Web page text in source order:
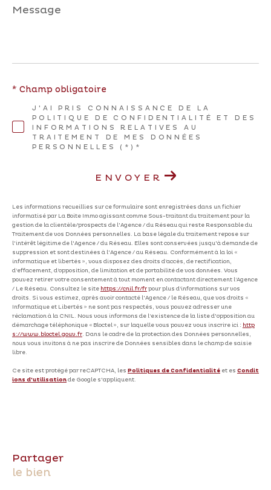
Message
*
J'AI PRIS CONNAISSANCE DE LA
POLITIQUE DE CONFIDENTIALITÉ ET DES
INFORMATIONS RELATIVES AU
TRAITEMENT DE MES DONNÉES
PERSONNELLES (*)*
* Champ obligatoire
ENVOYER
Les informations recueillies sur ce formulaire sont enregistrées dans un fichier
informatisé par La Boite Immo agissant comme Sous-traitant du traitement pour la
gestion de la clientèle/prospects de l'Agence / du Réseau qui reste Responsable du
Traitement de vos Données personnelles. La base légale du traitement repose sur
l'intérêt légitime de l'Agence / du Réseau. Elles sont conservées jusqu'à demande de
suppression et sont destinées à l'Agence / au Réseau. Conformément à la loi «
informatique et libertés », vous disposez des droits d’accès, de rectification,
d’effacement, d’opposition, de limitation et de portabilité de vos données. Vous
pouvez retirer votre consentement à tout moment en contactant directement l’Agence
/ Le Réseau. Consultez le site https://cnil.fr/fr pour plus d’informations sur vos
droits. Si vous estimez, après avoir contacté l'Agence / le Réseau, que vos droits «
Informatique et Libertés » ne sont pas respectés, vous pouvez adresser une
réclamation à la CNIL. Nous vous informons de l’existence de la liste d'opposition au
démarchage téléphonique « Bloctel », sur laquelle vous pouvez vous inscrire ici : http
s://www.bloctel.gouv.fr. Dans le cadre de la protection des Données personnelles,
nous vous invitons à ne pas inscrire de Données sensibles dans le champ de saisie
libre.
Ce site est protégé par reCAPTCHA, les Politiques de Confidentialité et es Condit
ions d'utilisation de Google s'appliquent.
partager
le bien